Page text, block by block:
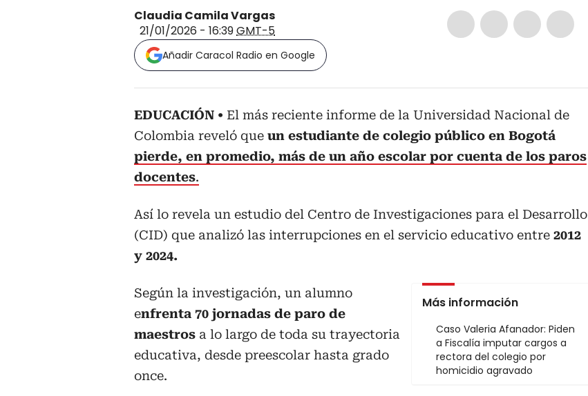
Claudia Camila Vargas
21/01/2026 - 16:39GMT-5
Añadir Caracol Radio en Google
EDUCACIÓN
El más reciente informe de la Universidad Nacional de
Colombia reveló que un estudiante de colegio público en Bogotá
pierde, en promedio, más de un año escolar por cuenta de los paros
docentes.
Así lo revela un estudio del Centro de Investigaciones para el Desarrollo
(CID) que analizó las interrupciones en el servicio educativo entre 2012
y 2024.
Más información
Caso Valeria Afanador: Piden
a Fiscalía imputar cargos a
rectora del colegio por
homicidio agravado
Según la investigación, un alumno
enfrenta 70 jornadas de paro de
maestros a lo largo de toda su trayectoria
educativa, desde preescolar hasta grado
once.